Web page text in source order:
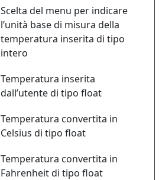
Scelta del menu per indicare
l’unità base di misura della
temperatura inserita di tipo
intero
Temperatura inserita
dall’utente di tipo float
Temperatura convertita in
Celsius di tipo float
Temperatura convertita in
Fahrenheit di tipo float